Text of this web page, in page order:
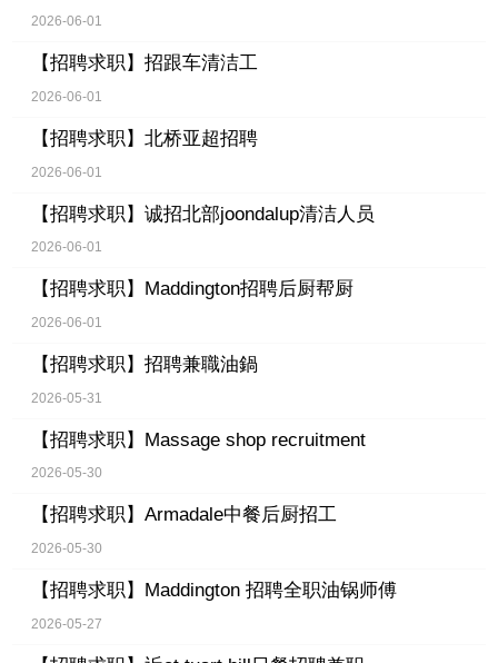
2026-06-01
【招聘求职】 招跟车清洁工
2026-06-01
【招聘求职】 北桥亚超招聘
2026-06-01
【招聘求职】 诚招北部joondalup清洁人员
2026-06-01
【招聘求职】 Maddington招聘后厨帮厨
2026-06-01
【招聘求职】 招聘兼職油鍋
2026-05-31
【招聘求职】 Massage shop recruitment
2026-05-30
【招聘求职】 Armadale中餐后厨招工
2026-05-30
【招聘求职】 Maddington 招聘全职油锅师傅
2026-05-27